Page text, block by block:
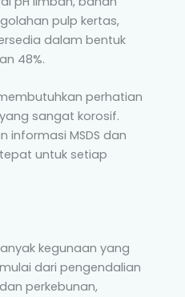
pulp kertas,
dalam bentuk
48%.
perhatian
sangat korosif.
informasi MSDS dan
untuk setiap
kegunaan yang
dari pengendalian
perkebunan,